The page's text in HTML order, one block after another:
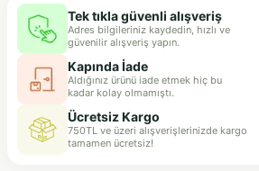
Tek tıkla güvenli alışveriş
Adres bilgileriniz kaydedin, hızlı ve
güvenilir alışveriş yapın.
Kapında İade
Aldığınız ürünü iade etmek hiç bu
kadar kolay olmamıştı.
Ücretsiz Kargo
750TL ve üzeri alışverişlerinizde kargo
tamamen ücretsiz!